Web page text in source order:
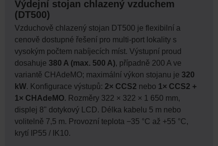
Výdejní stojan chlazený vzduchem
(DT500)
Vzduchově chlazený stojan DT500 je flexibilní a
cenově dostupné řešení pro multi-port lokality s
vysokým počtem nabíjecích míst. Výstupní proud
dosahuje 380 A (max. 500 A), případně 200 A ve
variantě CHAdeMO; maximální výkon stojanu je 320
kW. Konfigurace výstupů: 2× CCS2 nebo 1× CCS2 +
1× CHAdeMO. Rozměry 322 × 322 × 1 650 mm,
displej 8" dotykový LCD. Délka kabelu 5 m nebo
volitelně 7,5 m. Provozní teplota −35 °C až +55 °C,
krytí IP55 / IK10.